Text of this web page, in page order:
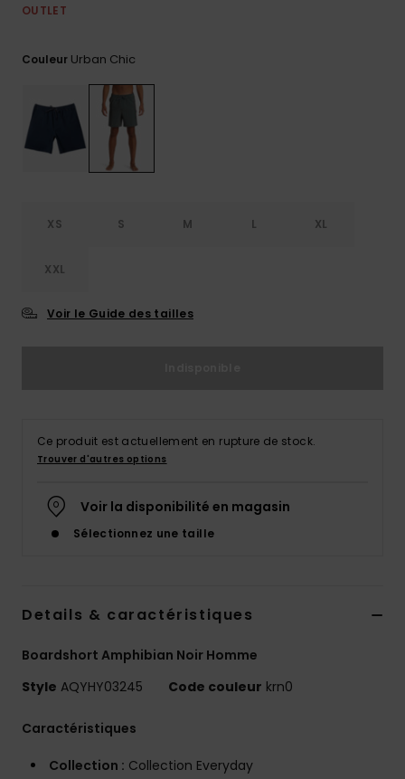
questions
fréquentes
et notre
formulaire
de
contact.
OUTLET
Couleur Urban Chic
XS S M L XL
XXL
Voir le Guide des tailles
Ce produit est actuellement en rupture de stock.
Trouver d'autres options
Voir la disponibilité en magasin
Sélectionnez une taille
Details & caractéristiques
Boardshort Amphibian Noir Homme
Style AQYHY03245 Code couleur krn0
Caractéristiques
Collection : Collection Everyday